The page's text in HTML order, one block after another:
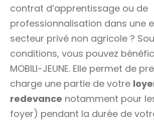
contrat d’apprentissage ou de
professionnalisation dans une
secteur privé non agricole ?
conditions, vous pouvez
MOBILI-JEUNE. Elle permet de
charge une partie de votre
redevance notamment pour
foyer) pendant la durée de